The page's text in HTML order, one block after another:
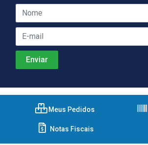
Meus Pedidos
Notas Fiscais